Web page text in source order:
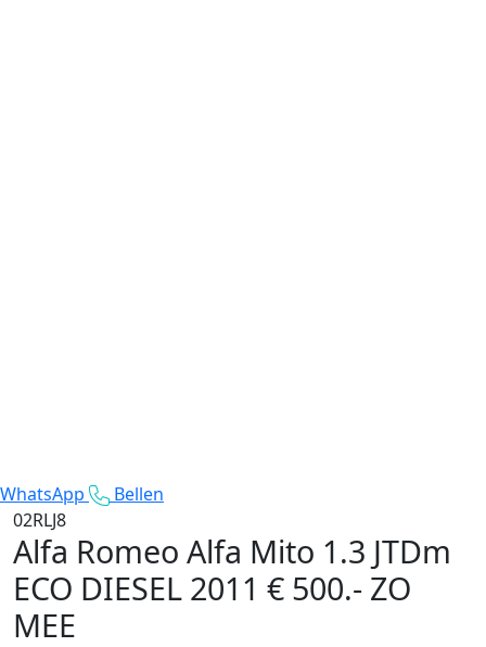
WhatsApp
Bellen
02RLJ8
Alfa Romeo Alfa Mito 1.3 JTDm
ECO DIESEL 2011 € 500.- ZO
MEE